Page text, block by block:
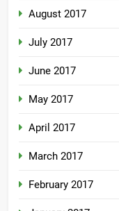
August 2017
July 2017
June 2017
May 2017
April 2017
March 2017
February 2017